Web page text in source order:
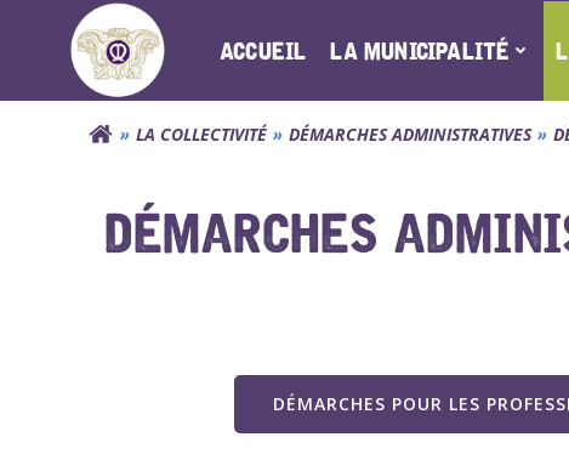
contenu
ACCUEIL LA MUNICIPALITÉ
LA COLLECTIVITÉ DÉMARCHES ADMINISTRATIVES
DÉMARCHES
DÉMARCHES POUR LES